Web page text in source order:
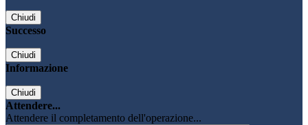
Chiudi
Successo
Chiudi
Informazione
Chiudi
Attendere...
Attendere il completamento dell'operazione...